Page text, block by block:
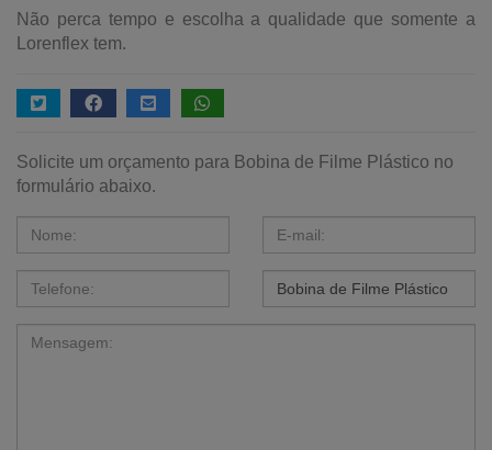
Não perca tempo e escolha a qualidade que somente a
Lorenflex tem.
Solicite um orçamento para Bobina de Filme Plástico no
formulário abaixo.